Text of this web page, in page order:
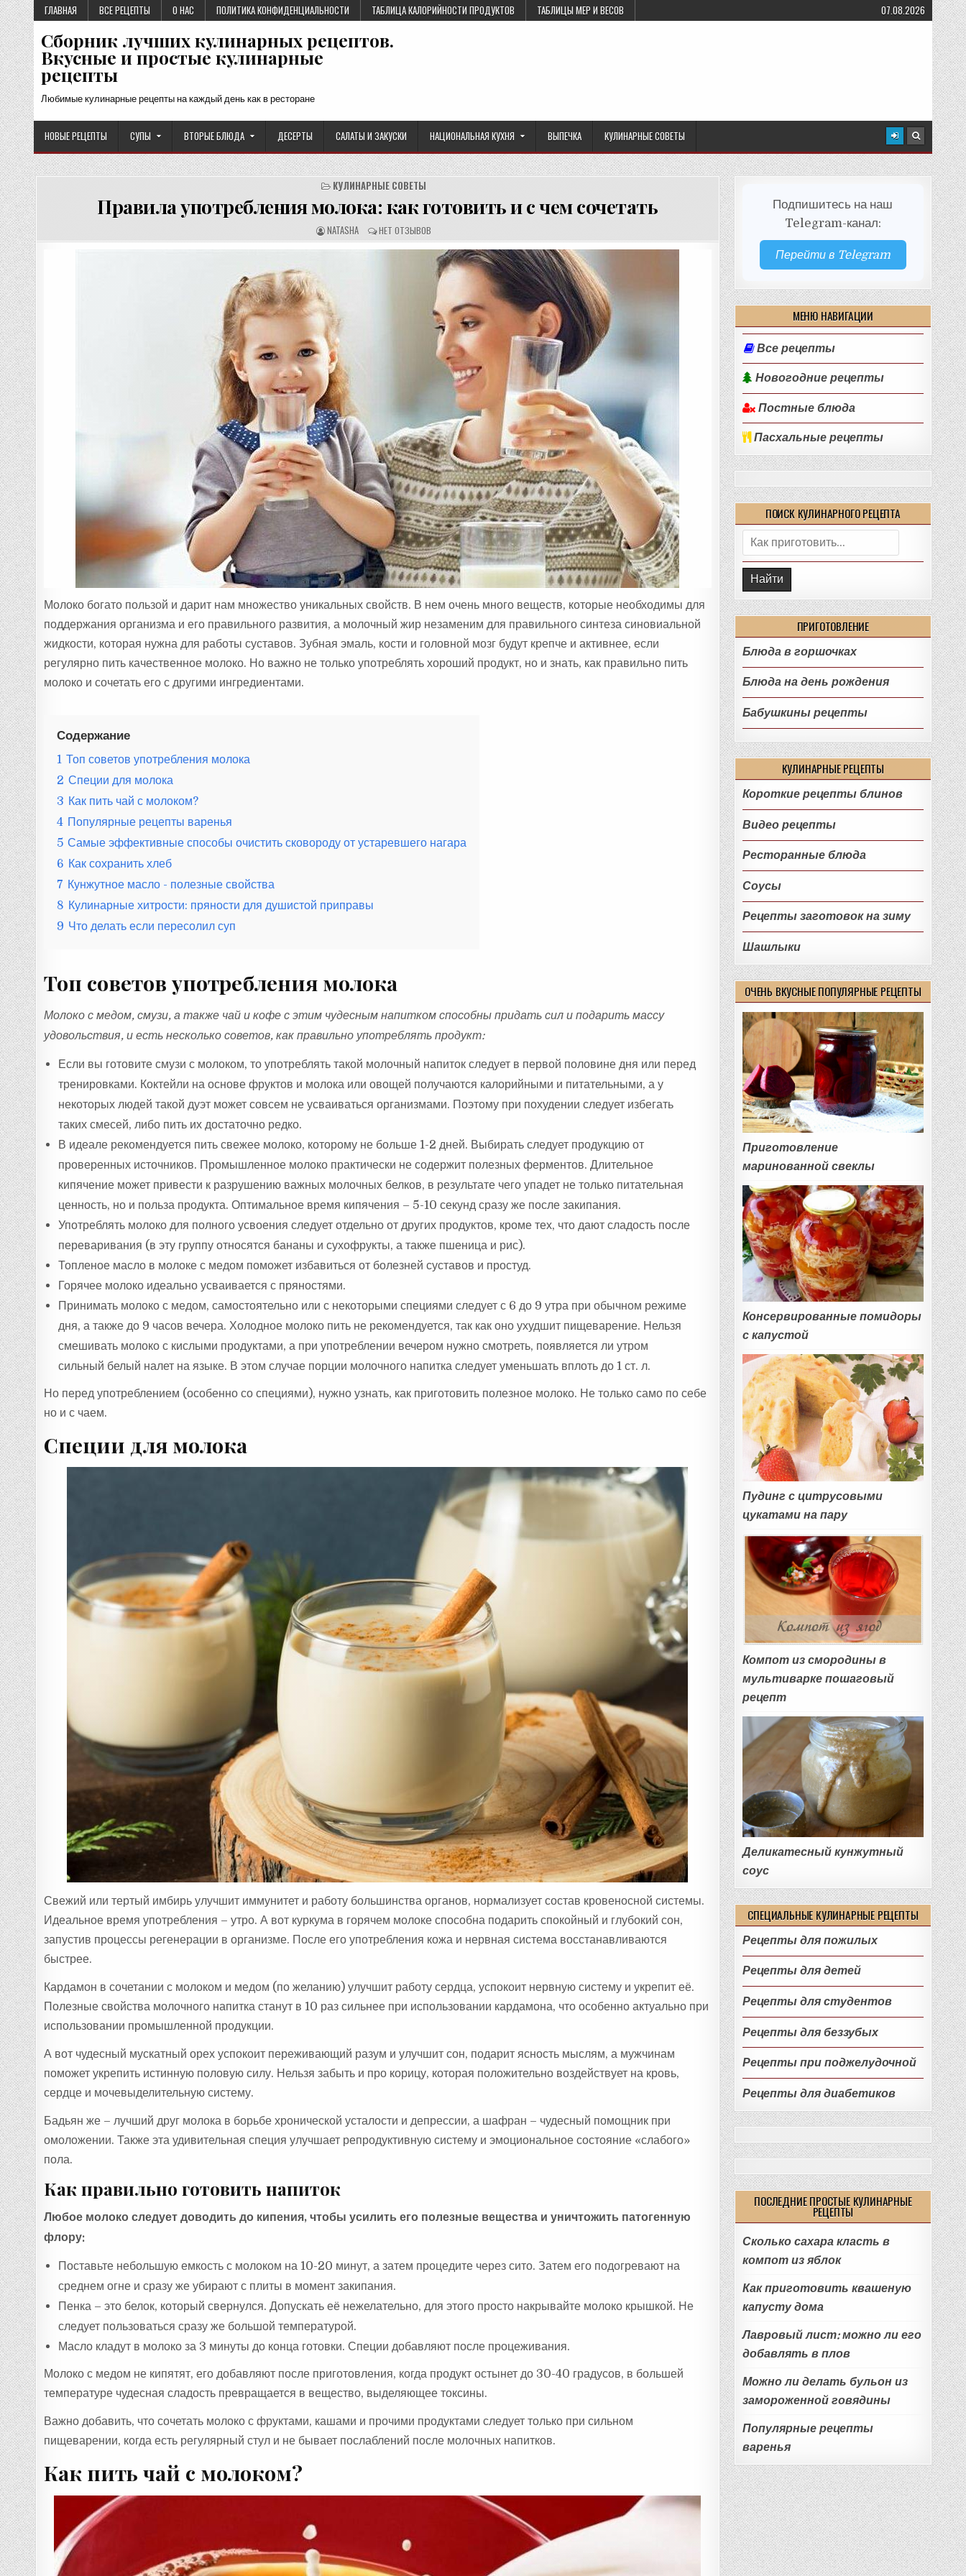
Перейти
к
содержимому
ГЛАВНАЯ ВСЕ РЕЦЕПТЫ О НАС ПОЛИТИКА КОНФИДЕНЦИАЛЬНОСТИ ТАБЛИЦА КАЛОРИЙНОСТИ ПРОДУКТОВ ТАБЛИЦЫ МЕР И ВЕСОВ 07.08.2026
Сборник лучших кулинарных рецептов.
Вкусные и простые кулинарные
рецепты
Любимые кулинарные рецепты на каждый день как в ресторане
НОВЫЕ РЕЦЕПТЫ СУПЫ ВТОРЫЕ БЛЮДА ДЕСЕРТЫ САЛАТЫ И ЗАКУСКИ НАЦИОНАЛЬНАЯ КУХНЯ ВЫПЕЧКА КУЛИНАРНЫЕ СОВЕТЫ
КУЛИНАРНЫЕ СОВЕТЫ
Правила употребления молока: как готовить и с чем сочетать
А
В
Т
Е
П
Т
А
:
NATASHA О
Т
З
НЕТ ОТЗЫВОВ
Молоко богато пользой и дарит нам множество уникальных свойств. В нем очень много веществ, которые необходимы для
поддержания организма и его правильного развития, а молочный жир незаменим для правильного синтеза синовиальной
жидкости, которая нужна для работы суставов. Зубная эмаль, кости и головной мозг будут крепче и активнее, если
регулярно пить качественное молоко. Но важно не только употреблять хороший продукт, но и знать, как правильно пить
молоко и сочетать его с другими ингредиентами.
Содержание
1 Топ советов употребления молока
2 Специи для молока
3 Как пить чай с молоком?
4 Популярные рецепты варенья
5 Самые эффективные способы очистить сковороду от устаревшего нагара
6 Как сохранить хлеб
7 Кунжутное масло - полезные свойства
8 Кулинарные хитрости: пряности для душистой приправы
9 Что делать если пересолил суп
Топ советов употребления молока
Молоко с медом, смузи, а также чай и кофе с этим чудесным напитком способны придать сил и подарить массу
удовольствия, и есть несколько советов, как правильно употреблять продукт:
Если вы готовите смузи с молоком, то употреблять такой молочный напиток следует в первой половине дня или перед
тренировками. Коктейли на основе фруктов и молока или овощей получаются калорийными и питательными, а у
некоторых людей такой дуэт может совсем не усваиваться организмами. Поэтому при похудении следует избегать
таких смесей, либо пить их достаточно редко.
В идеале рекомендуется пить свежее молоко, которому не больше 1-2 дней. Выбирать следует продукцию от
проверенных источников. Промышленное молоко практически не содержит полезных ферментов. Длительное
кипячение может привести к разрушению важных молочных белков, в результате чего упадет не только питательная
ценность, но и польза продукта. Оптимальное время кипячения – 5-10 секунд сразу же после закипания.
Употреблять молоко для полного усвоения следует отдельно от других продуктов, кроме тех, что дают сладость после
переваривания (в эту группу относятся бананы и сухофрукты, а также пшеница и рис).
Топленое масло в молоке с медом поможет избавиться от болезней суставов и простуд.
Горячее молоко идеально усваивается с пряностями.
Принимать молоко с медом, самостоятельно или с некоторыми специями следует с 6 до 9 утра при обычном режиме
дня, а также до 9 часов вечера. Холодное молоко пить не рекомендуется, так как оно ухудшит пищеварение. Нельзя
смешивать молоко с кислыми продуктами, а при употреблении вечером нужно смотреть, появляется ли утром
сильный белый налет на языке. В этом случае порции молочного напитка следует уменьшать вплоть до 1 ст. л.
Но перед употреблением (особенно со специями), нужно узнать, как приготовить полезное молоко. Не только само по себе
но и с чаем.
Специи для молока
Свежий или тертый имбирь улучшит иммунитет и работу большинства органов, нормализует состав кровеносной системы.
Идеальное время употребления – утро. А вот куркума в горячем молоке способна подарить спокойный и глубокий сон,
запустив процессы регенерации в организме. После его употребления кожа и нервная система восстанавливаются
быстрее.
Кардамон в сочетании с молоком и медом (по желанию) улучшит работу сердца, успокоит нервную систему и укрепит её.
Полезные свойства молочного напитка станут в 10 раз сильнее при использовании кардамона, что особенно актуально при
использовании промышленной продукции.
А вот чудесный мускатный орех успокоит переживающий разум и улучшит сон, подарит ясность мыслям, а мужчинам
поможет укрепить истинную половую силу. Нельзя забыть и про корицу, которая положительно воздействует на кровь,
сердце и мочевыделительную систему.
Бадьян же – лучший друг молока в борьбе хронической усталости и депрессии, а шафран – чудесный помощник при
омоложении. Также эта удивительная специя улучшает репродуктивную систему и эмоциональное состояние «слабого»
пола.
Как правильно готовить напиток
Любое молоко следует доводить до кипения, чтобы усилить его полезные вещества и уничтожить патогенную
флору:
Поставьте небольшую емкость с молоком на 10-20 минут, а затем процедите через сито. Затем его подогревают на
среднем огне и сразу же убирают с плиты в момент закипания.
Пенка – это белок, который свернулся. Допускать её нежелательно, для этого просто накрывайте молоко крышкой. Не
следует пользоваться сразу же большой температурой.
Масло кладут в молоко за 3 минуты до конца готовки. Специи добавляют после процеживания.
Молоко с медом не кипятят, его добавляют после приготовления, когда продукт остынет до 30-40 градусов, в большей
температуре чудесная сладость превращается в вещество, выделяющее токсины.
Важно добавить, что сочетать молоко с фруктами, кашами и прочими продуктами следует только при сильном
пищеварении, когда есть регулярный стул и не бывает послаблений после молочных напитков.
Как пить чай с молоком?
Подпишитесь на наш
Telegram-канал:
Перейти в Telegram
МЕНЮ НАВИГАЦИИ
Все рецепты
Новогодние рецепты
Постные блюда
Пасхальные рецепты
ПОИСК КУЛИНАРНОГО РЕЦЕПТА
Поиск:
ПРИГОТОВЛЕНИЕ
Блюда в горшочках
Блюда на день рождения
Бабушкины рецепты
КУЛИНАРНЫЕ РЕЦЕПТЫ
Короткие рецепты блинов
Видео рецепты
Ресторанные блюда
Соусы
Рецепты заготовок на зиму
Шашлыки
ОЧЕНЬ ВКУСНЫЕ ПОПУЛЯРНЫЕ РЕЦЕПТЫ
Приготовление
маринованной свеклы
Консервированные помидоры
с капустой
Пудинг с цитрусовыми
цукатами на пару
Компот из смородины в
мультиварке пошаговый
рецепт
Деликатесный кунжутный
соус
СПЕЦИАЛЬНЫЕ КУЛИНАРНЫЕ РЕЦЕПТЫ
Рецепты для пожилых
Рецепты для детей
Рецепты для студентов
Рецепты для беззубых
Рецепты при поджелудочной
Рецепты для диабетиков
ПОСЛЕДНИЕ ПРОСТЫЕ КУЛИНАРНЫЕ
РЕЦЕПТЫ
Сколько сахара класть в
компот из яблок
Как приготовить квашеную
капусту дома
Лавровый лист: можно ли его
добавлять в плов
Можно ли делать бульон из
замороженной говядины
Популярные рецепты
варенья